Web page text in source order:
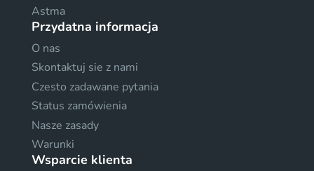
Astma
Przydatna informacja
O nas
Skontaktuj sie z nami
Czesto zadawane pytania
Status zamówienia
Nasze zasady
Warunki
Wsparcie klienta